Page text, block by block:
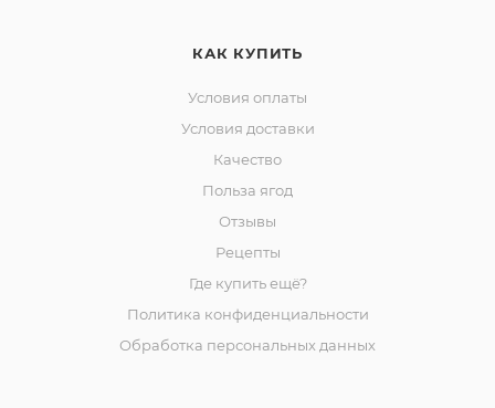
КАК КУПИТЬ
Условия оплаты
Условия доставки
Качество
Польза ягод
Отзывы
Рецепты
Где купить ещё?
Политика конфиденциальности
Обработка персональных данных